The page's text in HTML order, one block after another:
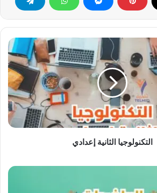
التكنولوجيا الثانية إعدادي